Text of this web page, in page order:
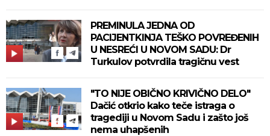
PREMINULA JEDNA OD
PACIJENTKINJA TEŠKO POVREĐENIH
U NESREĆI U NOVOM SADU: Dr
Turkulov potvrdila tragičnu vest
"TO NIJE OBIČNO KRIVIČNO DELO"
Dačić otkrio kako teče istraga o
tragediji u Novom Sadu i zašto još
nema uhapšenih